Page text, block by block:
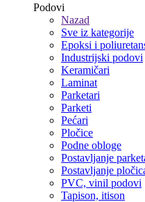
Podovi
Nazad
Sve iz kategorije
Epoksi i
Industrijski podovi
Keramičari
Laminat
Parketari
Parketi
Pećari
Pločice
Podne obloge
Postavljanje
Postavljanje
PVC, vinil podovi
Tapison, itison